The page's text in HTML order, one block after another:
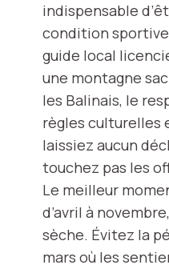
indispensable
condition
guide local
une montagne
les Balinais, le
règles culturelles
laissiez aucun
touchez pas les
Le meilleur
d’avril à
sèche. Évitez la
mars où les